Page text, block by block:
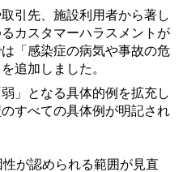
引先、施設利用者から著し
カスタマーハラスメントが
「感染症の病気や事故の危
追加しました。
」となる具体的例を拡充し
すべての具体例が明記され
が認められる範囲が見直